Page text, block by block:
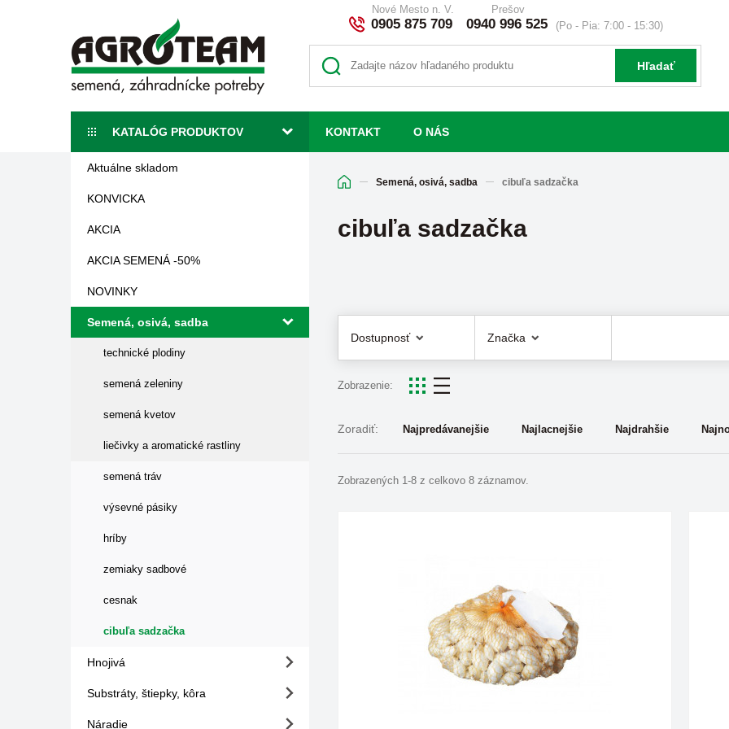
Nové Mesto n. V.
0905 875 709
Prešov
0940 996 525 (Po - Pia: 7:00 - 15:30)
Hľadať
KONTAKT O NÁS
KATALÓG PRODUKTOV
Aktuálne skladom
KONVICKA
AKCIA
AKCIA SEMENÁ -50%
NOVINKY
Semená, osivá, sadba
technické plodiny
semená zeleniny
semená kvetov
liečivky a aromatické rastliny
semená tráv
výsevné pásiky
hríby
zemiaky sadbové
cesnak
cibuľa sadzačka
Hnojivá
Substráty, štiepky, kôra
Náradie
Semená, osivá, sadba cibuľa sadzačka
cibuľa sadzačka
Dostupnosť Značka
Zobrazenie:
Zoradiť: Najpredávanejšie Najlacnejšie Najdrahšie
Zobrazených 1-8 z celkovo 8 záznamov.